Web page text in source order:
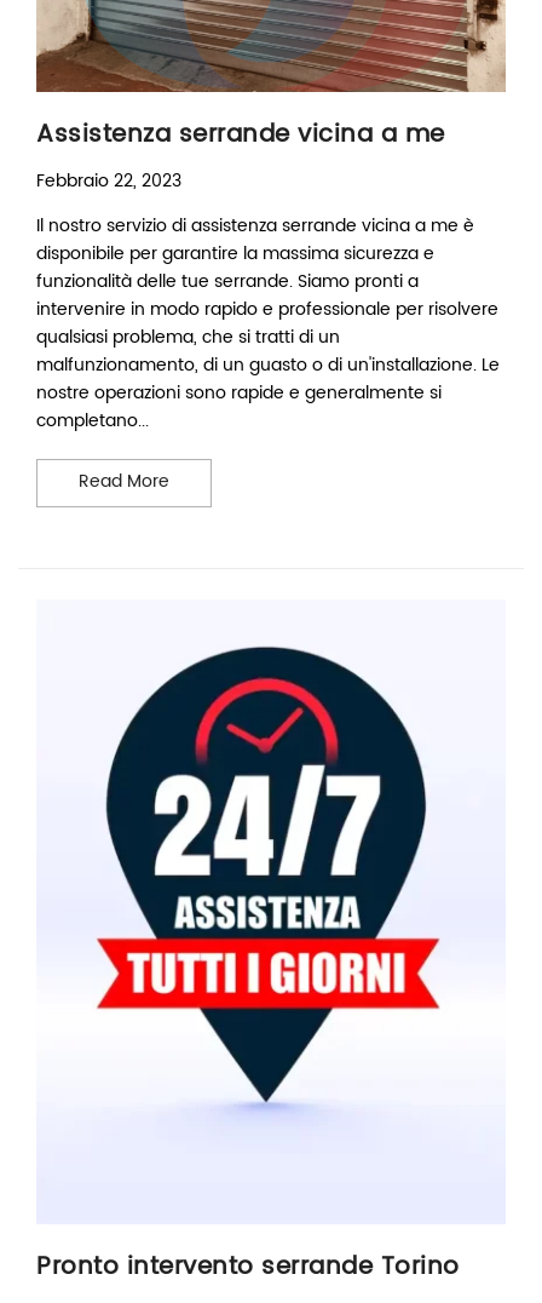
Assistenza serrande vicina a me
Febbraio 22, 2023
Il nostro servizio di assistenza serrande vicina a me è
disponibile per garantire la massima sicurezza e
funzionalità delle tue serrande. Siamo pronti a
intervenire in modo rapido e professionale per risolvere
qualsiasi problema, che si tratti di un
malfunzionamento, di un guasto o di un'installazione. Le
nostre operazioni sono rapide e generalmente si
completano...
Read More
Pronto intervento serrande Torino